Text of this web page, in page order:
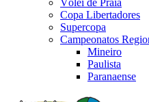
Vôlei de Praia
Copa Libertadores
Supercopa
Campeonatos
Mineiro
Paulista
Paranaense